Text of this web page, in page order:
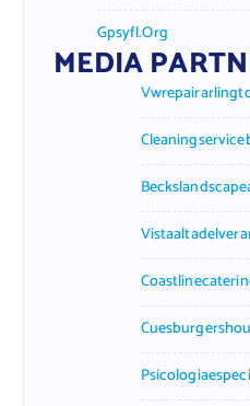
Gpsyfl.org
MEDIA